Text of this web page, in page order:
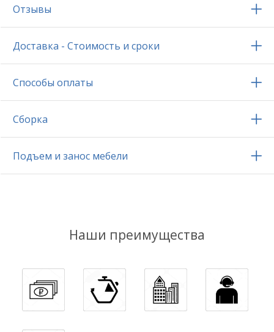
Отзывы
Доставка - Стоимость и сроки
Способы оплаты
Сборка
Подъем и занос мебели
Наши преимущества